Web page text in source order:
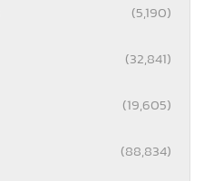
(5,190)
(32,841)
(19,605)
(88,834)